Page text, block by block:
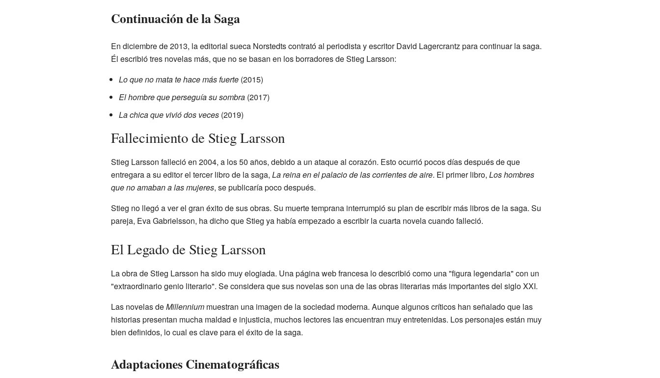
Continuación de la Saga
En diciembre de 2013, la editorial sueca Norstedts contrató al periodista y escritor David Lagercrantz para continuar la saga.
Él escribió tres novelas más, que no se basan en los borradores de Stieg Larsson:
Lo que no mata te hace más fuerte(2015)
El hombre que perseguía su sombra(2017)
La chica que vivió dos veces(2019)
Fallecimiento de Stieg Larsson
Stieg Larsson falleció en 2004, a los 50 años, debido a un ataque al corazón. Esto ocurrió pocos días después de que
entregara a su editor el tercer libro de la saga, La reina en el palacio de las corrientes de aire. El primer libro, Los hombres
que no amaban a las mujeres, se publicaría poco después.
Stieg no llegó a ver el gran éxito de sus obras. Su muerte temprana interrumpió su plan de escribir más libros de la saga. Su
pareja, Eva Gabrielsson, ha dicho que Stieg ya había empezado a escribir la cuarta novela cuando falleció.
El Legado de Stieg Larsson
La obra de Stieg Larsson ha sido muy elogiada. Una página web francesa lo describió como una "figura legendaria" con un
"extraordinario genio literario". Se considera que sus novelas son una de las obras literarias más importantes del siglo XXI.
Las novelas deMillenniummuestran una imagen de la sociedad moderna. Aunque algunos críticos han señalado que las
historias presentan mucha maldad e injusticia, muchos lectores las encuentran muy entretenidas. Los personajes están muy
bien definidos, lo cual es clave para el éxito de la saga.
Adaptaciones Cinematográficas